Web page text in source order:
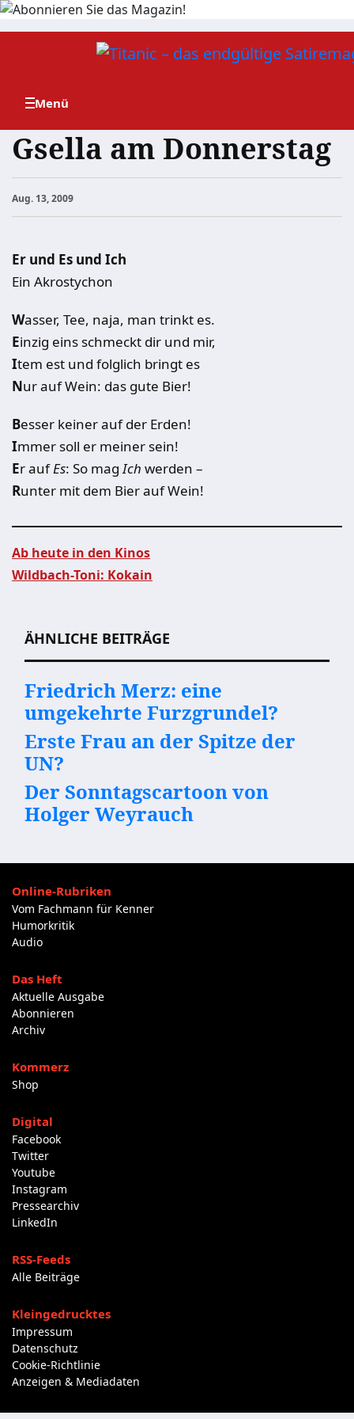
Zum
Gsella am Donnerstag
Aug. 13, 2009
Er und Es und Ich
Ein Akrostychon
Wasser, Tee, naja, man trinkt es.
Einzig eins schmeckt dir und mir,
Item est und folglich bringt es
Nur auf Wein: das gute Bier!
Besser keiner auf der Erden!
Immer soll er meiner sein!
Er aufEs: So magIch werden –
Runter mit dem Bier auf Wein!
Ab heute in den Kinos
Wildbach-Toni: Kokain
ÄHNLICHE BEITRÄGE
Friedrich Merz: eine
umgekehrte Furzgrundel?
Erste Frau an der Spitze der
UN?
Der Sonntagscartoon von
Holger Weyrauch
Online-Rubriken
Vom Fachmann für Kenner
Humorkritik
Audio
Das Heft
Aktuelle Ausgabe
Abonnieren
Archiv
Kommerz
Shop
Digital
Facebook
Twitter
Youtube
Instagram
Pressearchiv
LinkedIn
RSS-Feeds
Alle Beiträge
Kleingedrucktes
Impressum
Datenschutz
Cookie-Richtlinie
Anzeigen & Mediadaten